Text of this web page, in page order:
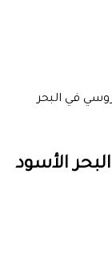
في البحر
الأسود